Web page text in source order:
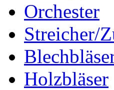
Orchester
Streicher/
Holzbläser